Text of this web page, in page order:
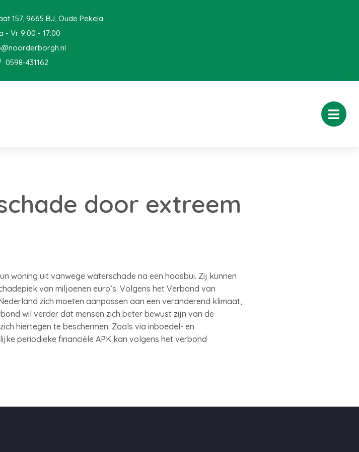
157, 9665 BJ, Oude Pekela
- Vr 9:00 - 17:00
0598-431162
door extreem
woning uit vanwege waterschade na een hoosbui. Zij kunnen
van miljoenen euro’s. Volgens het Verbond van
zich moeten aanpassen aan een veranderend klimaat,
wil verder dat mensen zich beter bewust zijn van de
hiertegen te beschermen. Zoals via inboedel- en
periodieke financiële APK kan volgens het verbond